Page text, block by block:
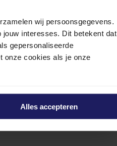
wij persoonsgegevens.
jouw interesses. Dit betekent dat
gepersonaliseerde
onze cookies als je onze
Alles accepteren